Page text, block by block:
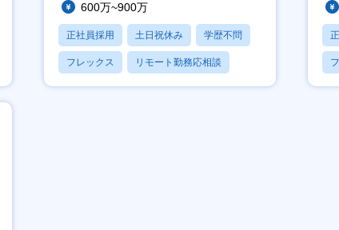
600万~900万
正社員採用 土日祝休み 学歴不問
フレックス リモート勤務応相談